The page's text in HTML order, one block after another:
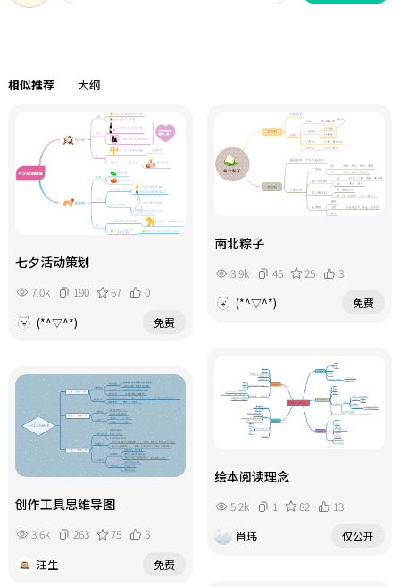
块支持个性化调整，训练总时长与得
相似推荐 大纲
七夕活动策划
7.0k 190 67
0
(*^▽^*)
免费
南北粽子
3.9k 45 25
3
(*^▽^*)
免费
绘本阅读理念
5.2k 1 82
13
肖玮
仅公开
创作工具思维导图
3.6k 263 75
5
汪生
免费